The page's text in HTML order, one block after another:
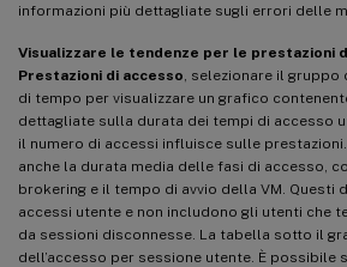
informazioni più dettagliate sugli errori delle
Visualizzare le tendenze per le prestazioni
Prestazioni di accesso , selezionare il
di tempo per visualizzare un grafico
dettagliate sulla durata dei tempi di accesso
il numero di accessi influisce sulle
anche la durata media delle fasi di accesso,
brokering e il tempo di avvio della VM. Questi
accessi utente e non includono gli utenti che
da sessioni disconnesse. La tabella sotto il
dell’accesso per sessione utente. È possibile